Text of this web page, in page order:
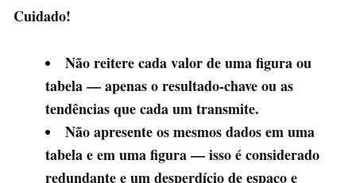
Cuidado!
Não reitere cada valor de uma figura ou
tabela — apenas o resultado-chave ou as
tendências que cada um transmite.
Não apresente os mesmos dados em uma
tabela e em uma figura — isso é considerado
redundante e um desperdício de espaço e